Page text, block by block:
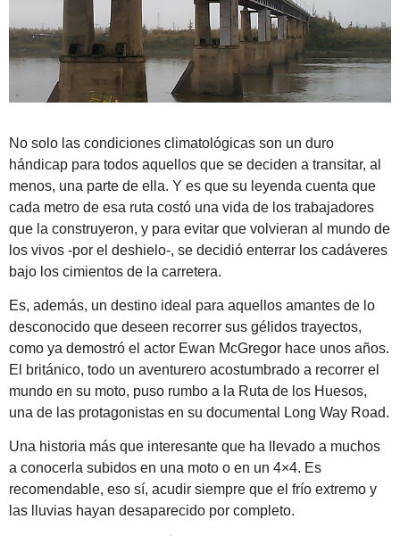
No solo las condiciones climatológicas son un duro
hándicap para todos aquellos que se deciden a transitar, al
menos, una parte de ella. Y es que su leyenda cuenta que
cada metro de esa ruta costó una vida de los trabajadores
que la construyeron, y para evitar que volvieran al mundo de
los vivos -por el deshielo-, se decidió enterrar los cadáveres
bajo los cimientos de la carretera.
Es, además, un destino ideal para aquellos amantes de lo
desconocido que deseen recorrer sus gélidos trayectos,
como ya demostró el actor Ewan McGregor hace unos años.
El británico, todo un aventurero acostumbrado a recorrer el
mundo en su moto, puso rumbo a la Ruta de los Huesos,
una de las protagonistas en su documental Long Way Road.
Una historia más que interesante que ha llevado a muchos
a conocerla subidos en una moto o en un 4×4. Es
recomendable, eso sí, acudir siempre que el frío extremo y
las lluvias hayan desaparecido por completo.